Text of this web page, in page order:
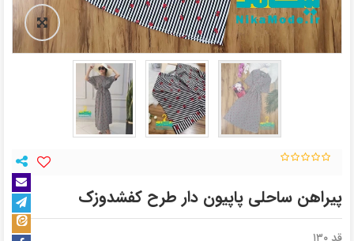
پیراهن ساحلی پاپیون دار طرح کفشدوزک